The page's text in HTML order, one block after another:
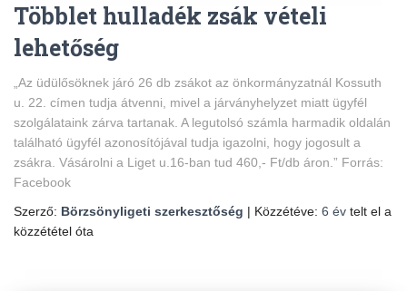
Többlet hulladék zsák vételi
lehetőség
„Az üdülősöknek járó 26 db zsákot az önkormányzatnál Kossuth
u. 22. címen tudja átvenni, mivel a járványhelyzet miatt ügyfél
szolgálataink zárva tartanak. A legutolsó számla harmadik oldalán
található ügyfél azonosítójával tudja igazolni, hogy jogosult a
zsákra. Vásárolni a Liget u.16-ban tud 460,- Ft/db áron.” Forrás:
Facebook
Szerző: Börzsönyligeti szerkesztőség | Közzétéve: 6 év telt el a
közzététel óta